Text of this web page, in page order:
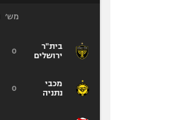
בית"ר
ירושלים
מכבי
נתניה
מש׳
0
0